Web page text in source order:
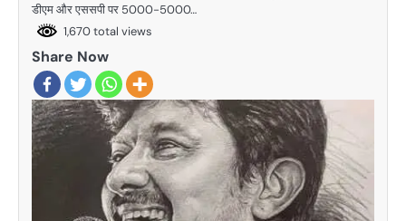
डीएम और एससपी पर 5000-5000…
1,670 total views
Share Now